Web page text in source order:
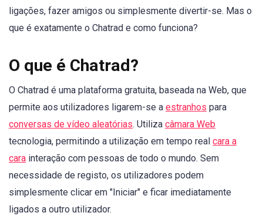
ligações, fazer amigos ou simplesmente divertir-se. Mas o
que é exatamente o Chatrad e como funciona?
O que é Chatrad?
O Chatrad é uma plataforma gratuita, baseada na Web, que
permite aos utilizadores ligarem-se a estranhos para
conversas de vídeo aleatórias. Utiliza câmara Web
tecnologia, permitindo a utilização em tempo real cara a
cara interação com pessoas de todo o mundo. Sem
necessidade de registo, os utilizadores podem
simplesmente clicar em "Iniciar" e ficar imediatamente
ligados a outro utilizador.